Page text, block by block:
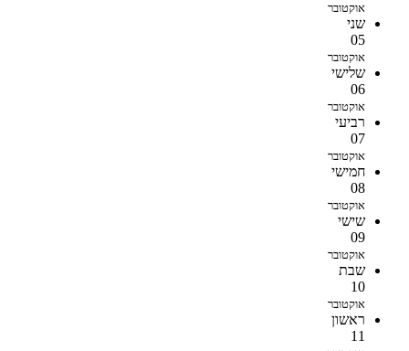
אוקטובר
שני
05
אוקטובר
שלישי
06
אוקטובר
רביעי
07
אוקטובר
חמישי
08
אוקטובר
שישי
09
אוקטובר
שבת
10
אוקטובר
ראשון
11